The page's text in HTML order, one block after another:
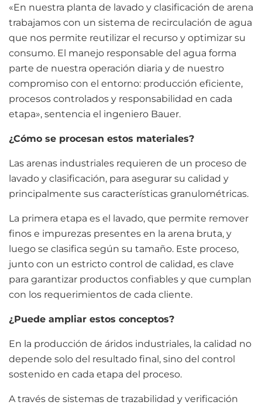
«En nuestra planta de lavado y clasificación de arena
trabajamos con un sistema de recirculación de agua
que nos permite reutilizar el recurso y optimizar su
consumo. El manejo responsable del agua forma
parte de nuestra operación diaria y de nuestro
compromiso con el entorno: producción eficiente,
procesos controlados y responsabilidad en cada
etapa», sentencia el ingeniero Bauer.
¿Cómo se procesan estos materiales?
Las arenas industriales requieren de un proceso de
lavado y clasificación, para asegurar su calidad y
principalmente sus características granulométricas.
La primera etapa es el lavado, que permite remover
finos e impurezas presentes en la arena bruta, y
luego se clasifica según su tamaño. Este proceso,
junto con un estricto control de calidad, es clave
para garantizar productos confiables y que cumplan
con los requerimientos de cada cliente.
¿Puede ampliar estos conceptos?
En la producción de áridos industriales, la calidad no
depende solo del resultado final, sino del control
sostenido en cada etapa del proceso.
A través de sistemas de trazabilidad y verificación